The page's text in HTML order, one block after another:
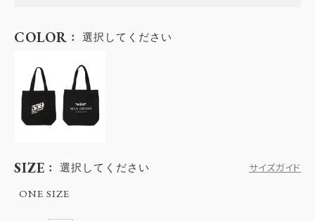
SIZE 選択してください
サイズガイド
ONE SIZE
COLOR 選択してください